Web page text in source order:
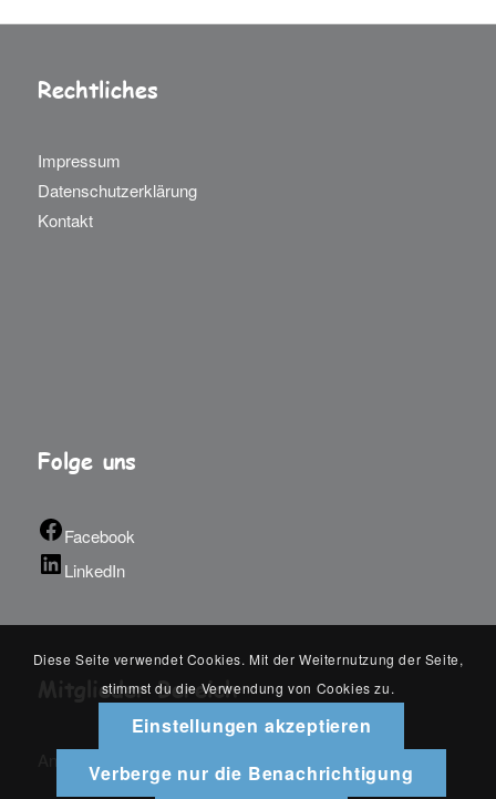
Rechtliches
Impressum
Datenschutzerklärung
Kontakt
Folge uns
Facebook
LinkedIn
Mitglieder Bereich
Diese Seite verwendet Cookies. Mit der Weiternutzung der Seite,
stimmst du die Verwendung von Cookies zu.
Einstellungen akzeptieren
Verberge nur die Benachrichtigung